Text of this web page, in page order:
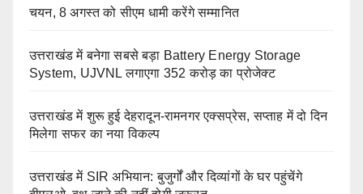
चयन, 8 अगस्त को सीएम धामी करेंगे सम्मानित
उत्तराखंड में बनेगा सबसे बड़ा Battery Energy Storage
System, UJVNL लगाएगा 352 करोड़ का प्रोजेक्ट
उत्तराखंड में शुरू हुई देहरादून-रामनगर एक्सप्रेस, सप्ताह में दो दिन
मिलेगा सफर का नया विकल्प
उत्तराखंड में SIR अभियान: बुजुर्गों और दिव्यांगों के घर पहुंचेंगे